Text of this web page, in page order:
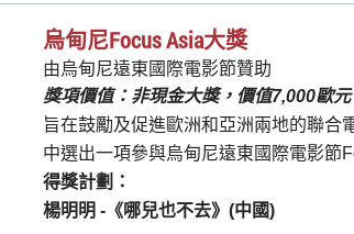
烏甸尼Focus Asia大獎
由烏甸尼遠東國際電影節贊助
獎項價值：非現金大獎，價值7,000歐元
旨在鼓勵及促進歐洲和亞洲兩地的聯合
中選出一項參與烏甸尼遠東國際電影節
得獎計劃：
楊明明 -《哪兒也不去》(中國)